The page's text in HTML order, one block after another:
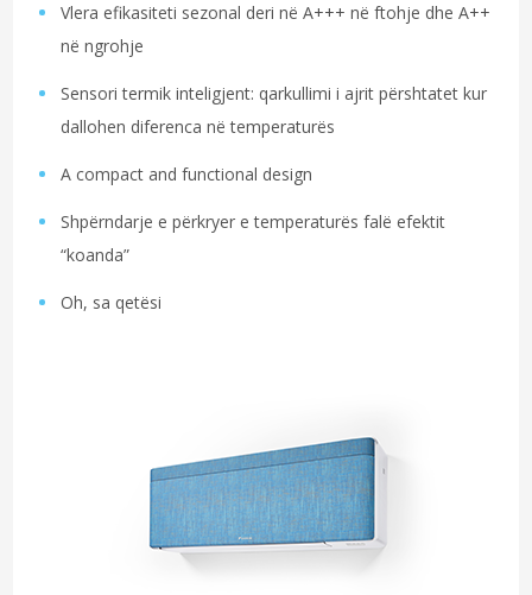
Vlera efikasiteti sezonal deri në A+++ në ftohje dhe A++
në ngrohje
Sensori termik inteligjent: qarkullimi i ajrit përshtatet kur
dallohen diferenca në temperaturës
A compact and functional design
Shpërndarje e përkryer e temperaturës falë efektit
“koanda”
Oh, sa qetësi